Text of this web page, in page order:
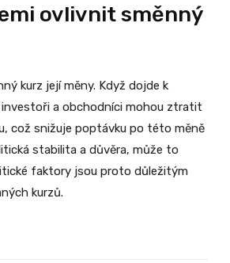
ovlivnit směnný
kurz její měny. Když dojde k
a obchodníci mohou ztratit
což snižuje poptávku po této měně
stabilita a důvěra, může to
faktory jsou proto důležitým
kurzů.